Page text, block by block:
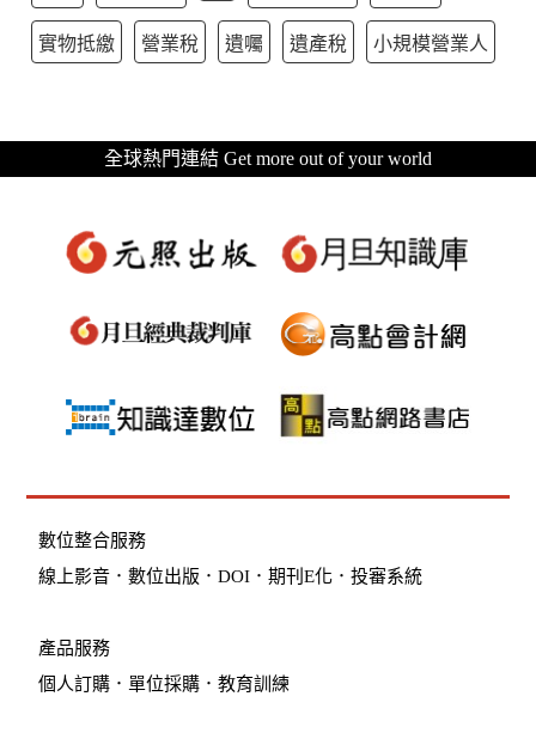
實物抵繳 營業稅 遺囑 遺產稅 小規模營業人
全球熱門連結 Get more out of your world
數位整合服務
線上影音 ．數位出版 ．DOI ．期刊E化 ．投審系統
產品服務
個人訂購 ． 單位採購 ．教育訓練